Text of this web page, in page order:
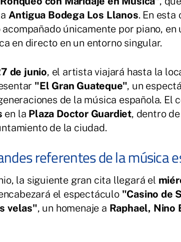
Antigua Bodega Los Llanos. En esta
únicamente por piano, en
en directo en un entorno singular.
de junio, el artista viajará hasta la
"El Gran Guateque", un
de la música española. El
en la Plaza Doctor Guardiet, dentro
de la ciudad.
referentes de la música
la siguiente gran cita llegará el
el espectáculo "Casino de
velas", un homenaje a Raphael, Nino